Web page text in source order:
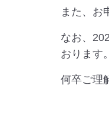
また、お
なお、
おります。
何卒ご理